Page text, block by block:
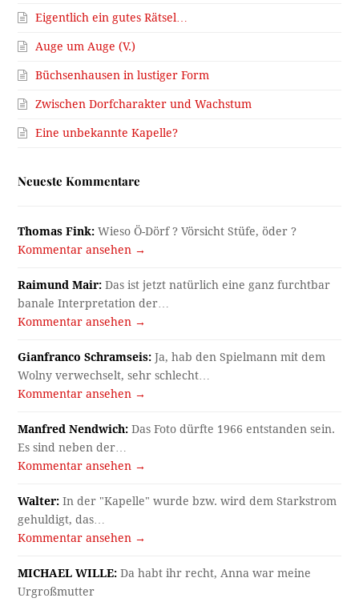
Eigentlich ein gutes Rätsel…
Auge um Auge (V.)
Büchsenhausen in lustiger Form
Zwischen Dorfcharakter und Wachstum
Eine unbekannte Kapelle?
Neueste Kommentare
Thomas Fink: Wieso Ö-Dörf ? Vörsicht Stüfe, öder ?
Kommentar ansehen →
Raimund Mair: Das ist jetzt natürlich eine ganz furchtbar
banale Interpretation der…
Kommentar ansehen →
Gianfranco Schramseis: Ja, hab den Spielmann mit dem
Wolny verwechselt, sehr schlecht…
Kommentar ansehen →
Manfred Nendwich: Das Foto dürfte 1966 entstanden sein.
Es sind neben der…
Kommentar ansehen →
Walter: In der "Kapelle" wurde bzw. wird dem Starkstrom
gehuldigt, das…
Kommentar ansehen →
MICHAEL WILLE: Da habt ihr recht, Anna war meine
Urgroßmutter